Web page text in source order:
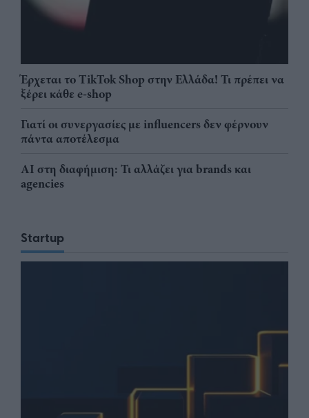
Έρχεται το TikTok Shop στην Ελλάδα! Τι πρέπει να
ξέρει κάθε e-shop
Γιατί οι συνεργασίες με influencers δεν φέρνουν
πάντα αποτέλεσμα
AI στη διαφήμιση: Τι αλλάζει για brands και
agencies
Startup